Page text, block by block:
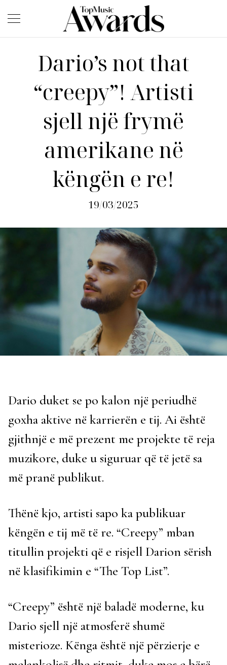
Dario’s not that
“creepy”! Artisti
sjell një frymë
amerikane në
këngën e re!
19/03/2025
Dario duket se po kalon një periudhë
goxha aktive në karrierën e tij. Ai është
gjithnjë e më prezent me projekte të reja
muzikore, duke u siguruar që të jetë sa
më pranë publikut.
Thënë kjo, artisti sapo ka publikuar
këngën e tij më të re. “Creepy” mban
titullin projekti që e risjell Darion sërish
në klasifikimin e “The Top List”.
“Creepy” është një baladë moderne, ku
Dario sjell një atmosferë shumë
misterioze. Kënga është një përzierje e